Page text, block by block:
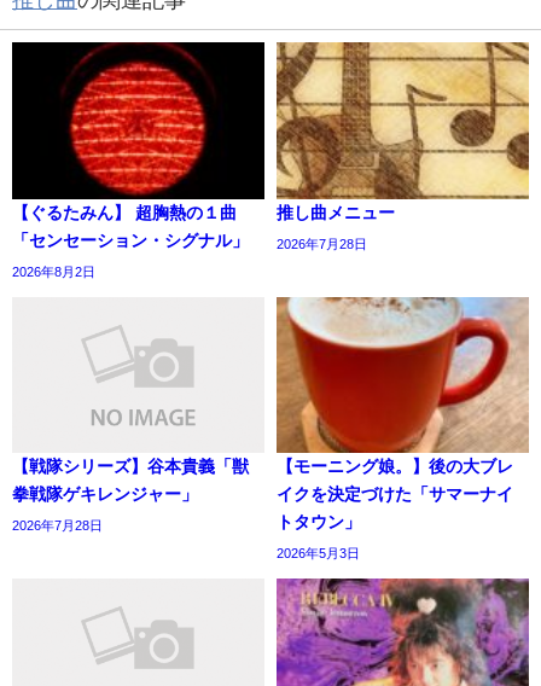
【ぐるたみん】 超胸熱の１曲
「センセーション・シグナル」
2026年8月2日
推し曲メニュー
2026年7月28日
【戦隊シリーズ】谷本貴義「獣
拳戦隊ゲキレンジャー」
2026年7月28日
【モーニング娘。】後の大ブレ
イクを決定づけた「サマーナイ
トタウン」
2026年5月3日